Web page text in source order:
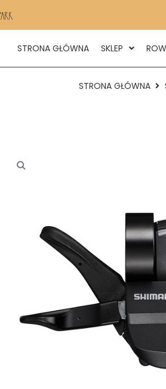
STRONA GŁÓWNA SKLEP
STRONA GŁÓWNA